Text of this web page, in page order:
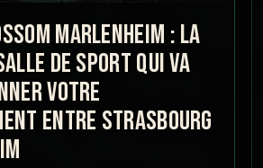
MARLENHEIM : LA
DE SPORT QUI VA
VOTRE
ENTRE STRASBOURG